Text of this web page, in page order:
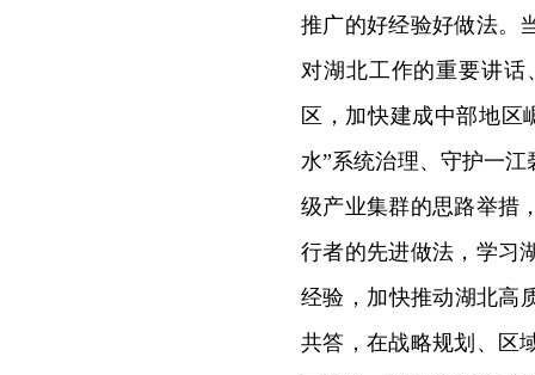
推广的好经验好做法。
对湖北工作的重要讲
区，加快建成中部地区
水”系统治理、守护一
级产业集群的思路举措
行者的先进做法，学习
经验，加快推动湖北高
共答，在战略规划、区